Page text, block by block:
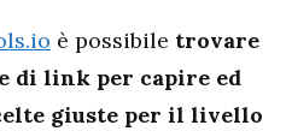
è possibile trovare
di link per capire ed
giuste per il livello